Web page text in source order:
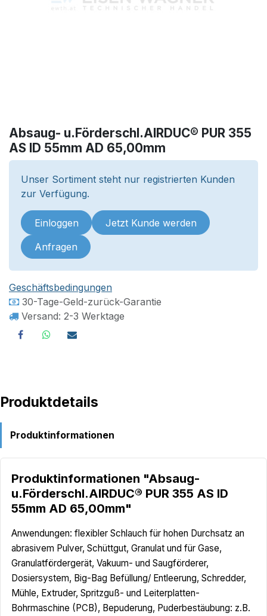
Absaug- u.Förderschl.AIRDUC® PUR 355
AS ID 55mm AD 65,00mm
Unser Sortiment steht nur registrierten Kunden
zur Verfügung.
Einloggen Jetzt Kunde werden
Anfragen
Geschäftsbedingungen
30-Tage-Geld-zurück-Garantie
Versand: 2-3 Werktage
Produktdetails
Produktinformationen
Produktinformationen "Absaug-
u.Förderschl.AIRDUC® PUR 355 AS ID
55mm AD 65,00mm"
Anwendungen: flexibler Schlauch für hohen Durchsatz an
abrasivem Pulver, Schüttgut, Granulat und für Gase,
Granulatfördergerät, Vakuum- und Saugförderer,
Dosiersystem, Big-Bag Befüllung/ Entleerung, Schredder,
Mühle, Extruder, Spritzguß- und Leiterplatten-
Bohrmaschine (PCB), Bepuderung, Puderbestäubung: z.B.